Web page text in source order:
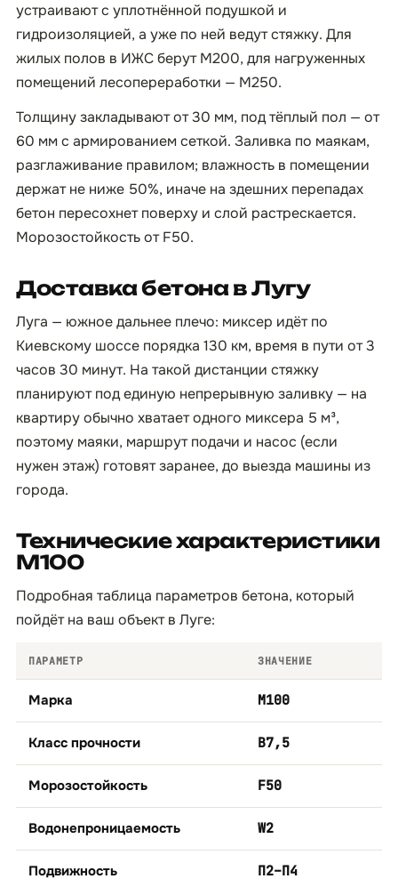
устраивают с уплотнённой подушкой и
гидроизоляцией, а уже по ней ведут стяжку. Для
жилых полов в ИЖС берут М200, для нагруженных
помещений лесопереработки — М250.
Толщину закладывают от 30 мм, под тёплый пол — от
60 мм с армированием сеткой. Заливка по маякам,
разглаживание правилом; влажность в помещении
держат не ниже 50%, иначе на здешних перепадах
бетон пересохнет поверху и слой растрескается.
Морозостойкость от F50.
Доставка бетона в Лугу
Луга — южное дальнее плечо: миксер идёт по
Киевскому шоссе порядка 130 км, время в пути от 3
часов 30 минут. На такой дистанции стяжку
планируют под единую непрерывную заливку — на
квартиру обычно хватает одного миксера 5 м³,
поэтому маяки, маршрут подачи и насос (если
нужен этаж) готовят заранее, до выезда машины из
города.
Технические характеристики
М100
Подробная таблица параметров бетона, который
пойдёт на ваш объект в Луге:
ПАРАМЕТР ЗНАЧЕНИЕ
Марка М100
Класс прочности B7,5
Морозостойкость F50
Водонепроницаемость W2
Подвижность П2–П4